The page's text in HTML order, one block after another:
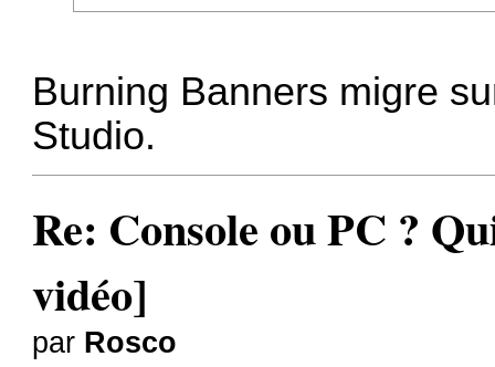
Burning Banners migre
Studio.
Re: Console ou PC ?
vidéo]
par Rosco